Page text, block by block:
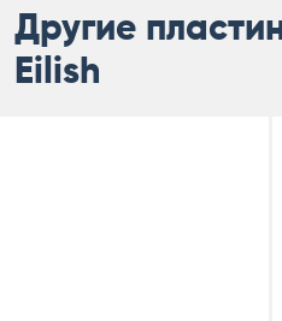
Другие
Eilish